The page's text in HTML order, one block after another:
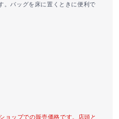
。バッグを床に置くときに便利で
ョップでの販売価格です。店頭と